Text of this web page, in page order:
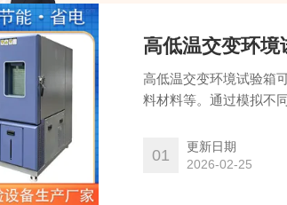
高低温交变环境
高低温交变环境试验箱
料材料等。通过模拟不
01
更新日期
2026-02-25